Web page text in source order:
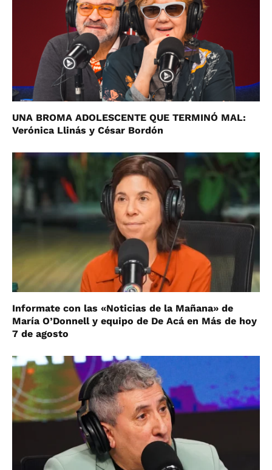
UNA BROMA ADOLESCENTE QUE TERMINÓ MAL:
Verónica Llinás y César Bordón
Informate con las «Noticias de la Mañana» de
María O’Donnell y equipo de De Acá en Más de hoy
7 de agosto